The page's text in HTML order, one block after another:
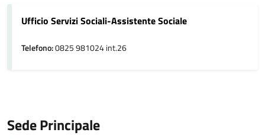
Ufficio Servizi Sociali-Assistente Sociale
Telefono:0825 981024 int.26
Sede Principale